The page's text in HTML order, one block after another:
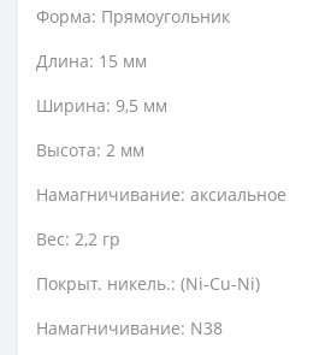
Форма: Прямоугольник
Длина: 15 мм
Ширина: 9,5 мм
Высота: 2 мм
Намагничивание: аксиальное
Вес: 2,2 гр
Покрыт. никель.: (Ni-Cu-Ni)
Намагничивание: N38